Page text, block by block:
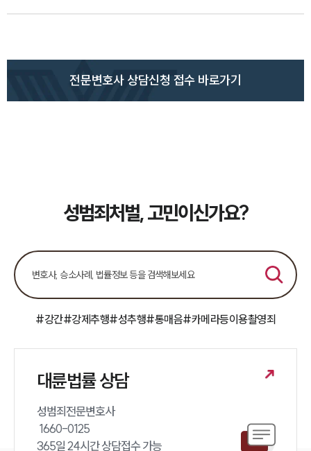
전문변호사 상담신청 접수 바로가기
성범죄처벌, 고민이신가요?
#강간#강제추행#성추행#통매음#카메라등이용촬영죄
대륜법률 상담
성범죄전문변호사
365일 24시간 상담접수 가능